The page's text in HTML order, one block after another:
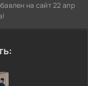
на сайт 22 апр